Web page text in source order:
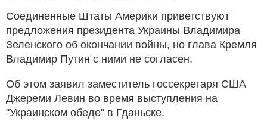
Соединенные Штаты Америки приветствуют
предложения президента Украины Владимира
Зеленского об окончании войны, но глава Кремля
Владимир Путин с ними не согласен.
Об этом заявил заместитель госсекретаря США
Джереми Левин во время выступления на
"Украинском обеде" в Гданьске.